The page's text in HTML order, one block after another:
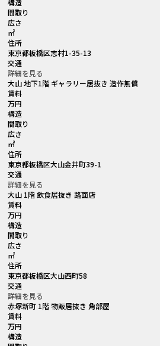
構造
間取り
広さ
㎡
住所
東京都板橋区志村1-35-13
交通
詳細を見る
大山 地下1階 ギャラリー居抜き 造作無償
賃料
万円
構造
間取り
広さ
㎡
住所
東京都板橋区大山金井町39-1
交通
詳細を見る
大山 1階 飲食居抜き 路面店
賃料
万円
構造
間取り
広さ
㎡
住所
東京都板橋区大山西町58
交通
詳細を見る
赤塚新町 1階 物販居抜き 角部屋
賃料
万円
構造